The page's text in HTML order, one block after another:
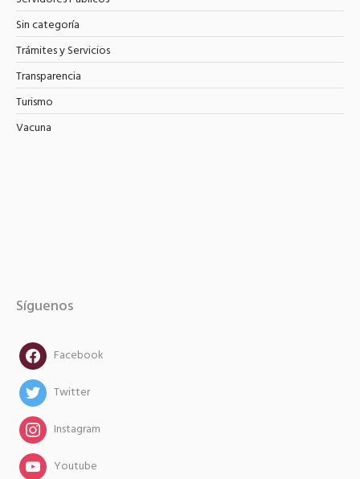
Sin categoría
Trámites y Servicios
Transparencia
Turismo
Vacuna
Síguenos
facebookFacebook
twitterTwitter
instagramInstagram
instagramYoutube